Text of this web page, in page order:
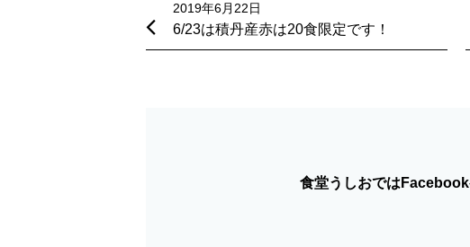
ナ
2019年6月22日
6/23は積丹産赤は20食限定です！
食堂うしおではFacebook